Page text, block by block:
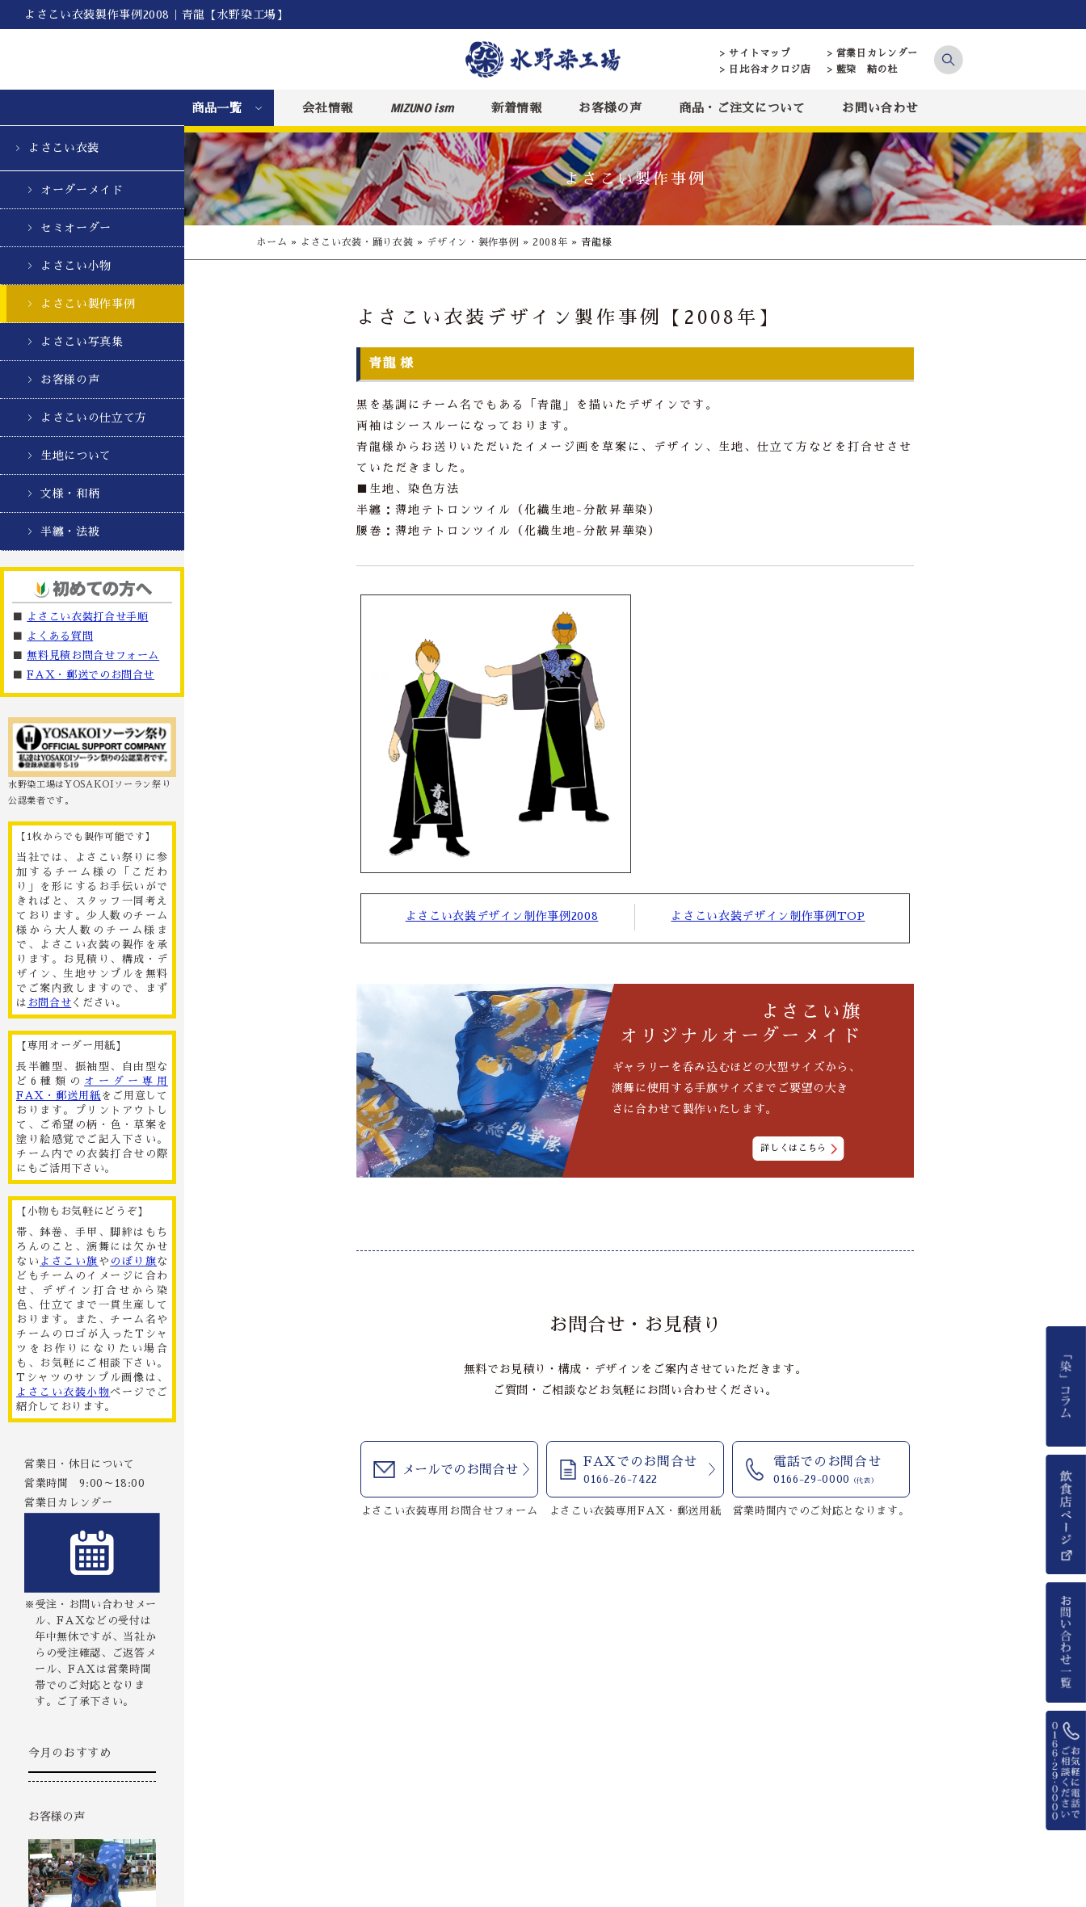
よさこい衣装製作事例2008｜青龍【水野染工場】
> サイトマップ
> 営業日カレンダー
> 日比谷オクロジ店
> 藍染 結の杜
商品一覧 会社情報 MIZUNO ism 新着情報 お客様の声 商品・ご注文について お問い合わせ
よさこい衣装
オーダーメイド
セミオーダー
よさこい小物
よさこい製作事例
よさこい写真集
お客様の声
よさこいの仕立て方
生地について
文様・和柄
半纏・法被
■
よさこい衣装打合せ手順
■
よくある質問
■無料見積お問合せフォーム
■FAX・郵送でのお問合せ
水野染工場はYOSAKOIソーラン祭り
公認業者です。
【1枚からでも製作可能です】
当社では、よさこい祭りに参
加するチーム様の「こだわ
り」を形にするお手伝いがで
きればと、スタッフ一同考え
ております。少人数のチーム
様から大人数のチーム様ま
で、よさこい衣装の製作を承
ります。お見積り、構成・デ
ザイン、生地サンプルを無料
でご案内致しますので、まず
は お問合せ ください。
【専用オーダー用紙】
長半纏型、振袖型、自由型な
ど6種類の オーダー専用
FAX・郵送用紙 をご用意して
おります。プリントアウトし
て、ご希望の柄・色・草案を
塗り絵感覚でご記入下さい。
チーム内での衣装打合せの際
にもご活用下さい。
【小物もお気軽にどうぞ】
帯、鉢巻、手甲、脚絆はもち
ろんのこと、演舞には欠かせ
ない よさこい旗 や のぼり旗な
どもチームのイメージに合わ
せ、デザイン打合せから染
色、仕立てまで一貫生産して
おります。また、チーム名や
チームのロゴが入ったTシャ
ツをお作りになりたい場合
も、お気軽にご相談下さい。
Tシャツのサンプル画像は、
よさこい衣装小物ページでご
紹介しております。
営業日・休日について
営業時間 9:00～18:00
営業日カレンダー
※受注・お問い合わせメー
ル、FAXなどの受付は
年中無休ですが、当社か
らの受注確認、ご返答メ
ール、FAXは営業時間
帯でのご対応となりま
す。ご了承下さい。
今月のおすすめ
お客様の声
よさこい製作事例
ホーム » よさこい衣装・踊り衣装 » デザイン・製作事例 »2008年 » 青龍様
よさこい衣装デザイン製作事例【2008年】
青龍 様
黒を基調にチーム名でもある「青龍」を描いたデザインです。
両袖はシースルーになっております。
青龍様からお送りいただいたイメージ画を草案に、デザイン、生地、仕立て方などを打合せさせ
ていただきました。
■生地、染色方法
半纏：薄地テトロンツイル（化繊生地-分散昇華染）
腰巻：薄地テトロンツイル（化繊生地-分散昇華染）
よさこい衣装デザイン制作事例2008 よさこい衣装デザイン制作事例TOP
よさこい旗
オリジナルオーダーメイド
ギャラリーを呑み込むほどの大型サイズから、
演舞に使用する手旗サイズまでご要望の大き
さに合わせて製作いたします。
詳しくはこちら
お問合せ・お見積り
無料でお見積り・構成・デザインをご案内させていただきます。
ご質問・ご相談などお気軽にお問い合わせください。
メールでのお問合せ
よさこい衣装専用お問合せフォーム
FAXでのお問合せ
0166-26-7422
よさこい衣装専用FAX・郵送用紙
電話でのお問合せ
0166-29-0000 （代表）
営業時間内でのご対応となります。